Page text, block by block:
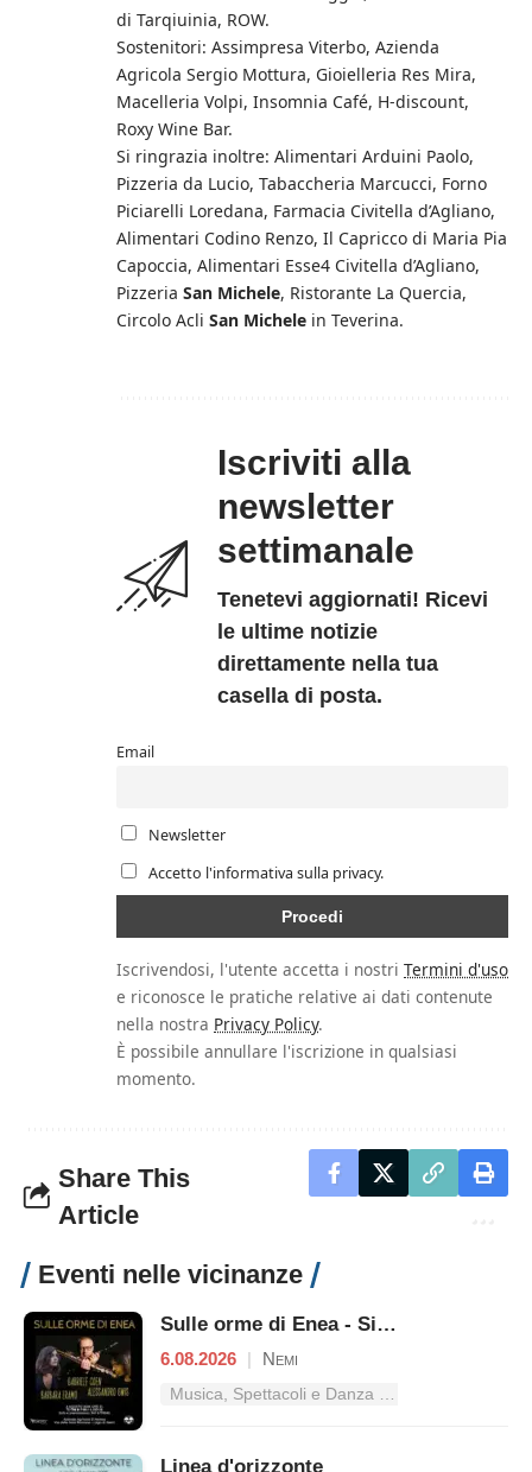
di Tarqiuinia, ROW.
Sostenitori: Assimpresa Viterbo, Azienda
Agricola Sergio Mottura, Gioielleria Res Mira,
Macelleria Volpi, Insomnia Café, H-discount,
Roxy Wine Bar.
Si ringrazia inoltre: Alimentari Arduini Paolo,
Pizzeria da Lucio, Tabaccheria Marcucci, Forno
Piciarelli Loredana, Farmacia Civitella d’Agliano,
Alimentari Codino Renzo, Il Capricco di Maria Pia
Capoccia, Alimentari Esse4 Civitella d’Agliano,
Pizzeria San Michele, Ristorante La Quercia,
Circolo Acli San Michele in Teverina.
Iscriviti alla
newsletter
settimanale
Tenetevi aggiornati! Ricevi
le ultime notizie
direttamente nella tua
casella di posta.
Email
Newsletter
Accetto l'informativa sulla privacy.
Iscrivendosi, l'utente accetta i nostri Termini d'uso
e riconosce le pratiche relative ai dati contenute
nella nostra Privacy Policy.
È possibile annullare l'iscrizione in qualsiasi
momento.
Share This
Article
Eventi nelle vicinanze
Sulle orme di Enea - Singing Routes
6.08.2026 | Nemi
Linea d'orizzonte